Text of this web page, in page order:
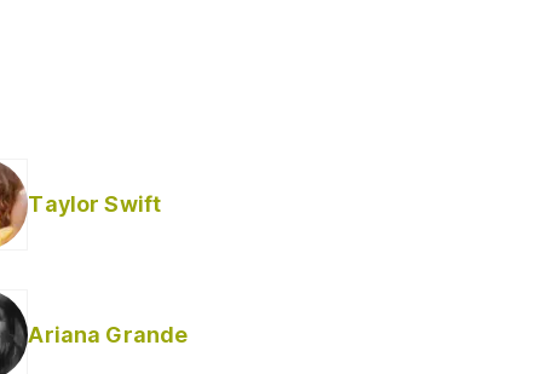
Taylor Swift
Ariana Grande